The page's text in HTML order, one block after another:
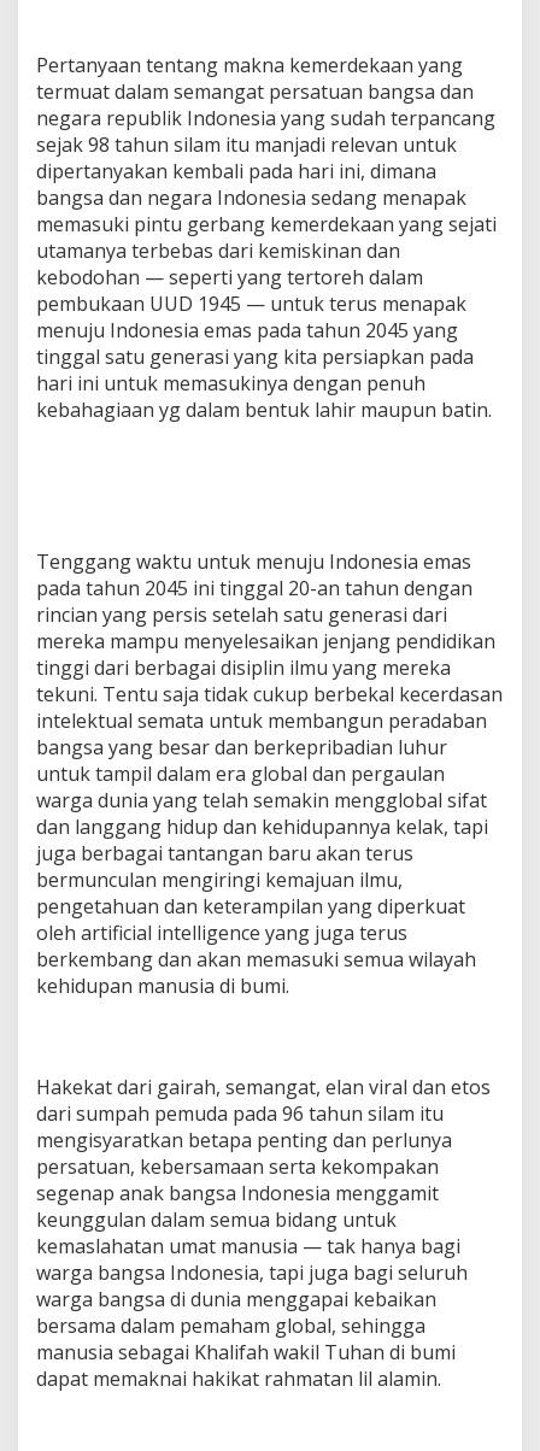
Pertanyaan tentang makna kemerdekaan yang
termuat dalam semangat persatuan bangsa dan
negara republik Indonesia yang sudah terpancang
sejak 98 tahun silam itu manjadi relevan untuk
dipertanyakan kembali pada hari ini, dimana
bangsa dan negara Indonesia sedang menapak
memasuki pintu gerbang kemerdekaan yang sejati
utamanya terbebas dari kemiskinan dan
kebodohan — seperti yang tertoreh dalam
pembukaan UUD 1945 — untuk terus menapak
menuju Indonesia emas pada tahun 2045 yang
tinggal satu generasi yang kita persiapkan pada
hari ini untuk memasukinya dengan penuh
kebahagiaan yg dalam bentuk lahir maupun batin.
Tenggang waktu untuk menuju Indonesia emas
pada tahun 2045 ini tinggal 20-an tahun dengan
rincian yang persis setelah satu generasi dari
mereka mampu menyelesaikan jenjang pendidikan
tinggi dari berbagai disiplin ilmu yang mereka
tekuni. Tentu saja tidak cukup berbekal kecerdasan
intelektual semata untuk membangun peradaban
bangsa yang besar dan berkepribadian luhur
untuk tampil dalam era global dan pergaulan
warga dunia yang telah semakin mengglobal sifat
dan langgang hidup dan kehidupannya kelak, tapi
juga berbagai tantangan baru akan terus
bermunculan mengiringi kemajuan ilmu,
pengetahuan dan keterampilan yang diperkuat
oleh artificial intelligence yang juga terus
berkembang dan akan memasuki semua wilayah
kehidupan manusia di bumi.
Hakekat dari gairah, semangat, elan viral dan etos
dari sumpah pemuda pada 96 tahun silam itu
mengisyaratkan betapa penting dan perlunya
persatuan, kebersamaan serta kekompakan
segenap anak bangsa Indonesia menggamit
keunggulan dalam semua bidang untuk
kemaslahatan umat manusia — tak hanya bagi
warga bangsa Indonesia, tapi juga bagi seluruh
warga bangsa di dunia menggapai kebaikan
bersama dalam pemaham global, sehingga
manusia sebagai Khalifah wakil Tuhan di bumi
dapat memaknai hakikat rahmatan lil alamin.